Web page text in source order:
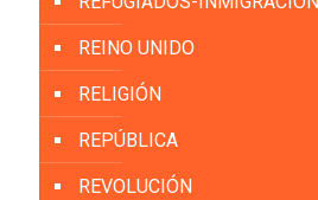
REINO UNIDO
RELIGIÓN
REPÚBLICA
REVOLUCIÓN